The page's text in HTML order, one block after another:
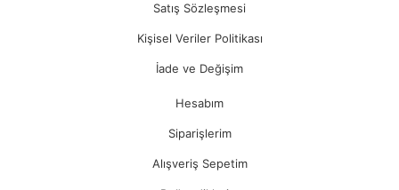
Satış Sözleşmesi
Kişisel Veriler Politikası
İade ve Değişim
Hesabım
Siparişlerim
Alışveriş Sepetim